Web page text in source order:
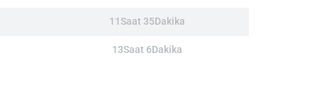
11Saat 35Dakika
13Saat 6Dakika